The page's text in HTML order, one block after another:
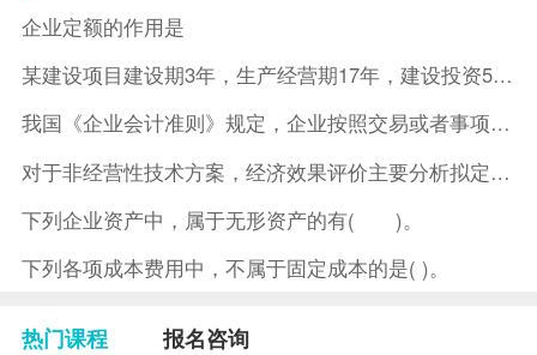
企业定额的作用是
某建设项目建设期3年，生产经营期17年，建设投资5500万元
我国《企业会计准则》规定，企业按照交易或者事项的经济特征确定
对于非经营性技术方案，经济效果评价主要分析拟定方案的( )。
下列企业资产中，属于无形资产的有( )。
下列各项成本费用中，不属于固定成本的是( )。
热门课程 报名咨询